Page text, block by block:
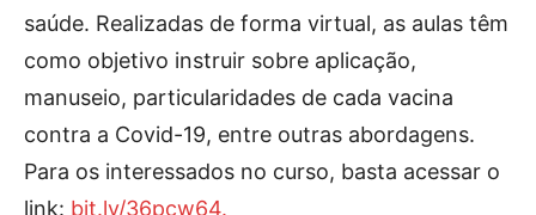
saúde. Realizadas de forma virtual, as aulas têm
como objetivo instruir sobre aplicação,
manuseio, particularidades de cada vacina
contra a Covid-19, entre outras abordagens.
Para os interessados no curso, basta acessar o
link: bit.ly/36pcw64.